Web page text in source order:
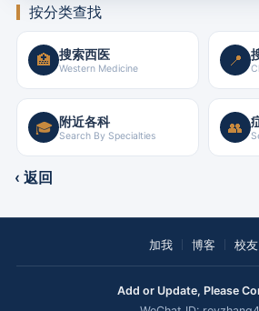
按分类查找
🏥 搜索西医
Western Medicine 📍
🎓 附近各科
Search By Specialties 👥
‹ 返回
加我 博客 校友
Add or Update, Please